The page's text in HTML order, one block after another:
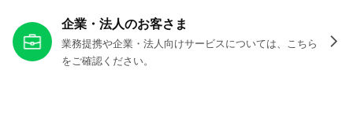
企業・法人のお客さま
業務提携や企業・法人向けサービスについては、こちら
をご確認ください。